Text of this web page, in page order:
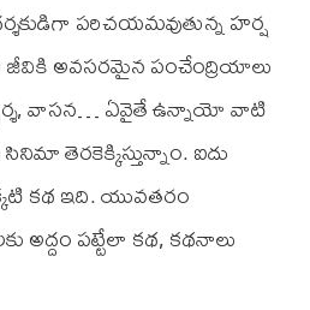
పరిచయమవుతున్న హర్ష
జీవికి అవసరమైన పంచేంద్రియాలు
వాసన… ఏవైతే ఉన్నాయో వాటి
సినిమా తెరకెక్కిస్తున్నాం. ఐదు
కథ ఇది. యువతరం
అద్దం పట్టేలా కథ, కథనాలు